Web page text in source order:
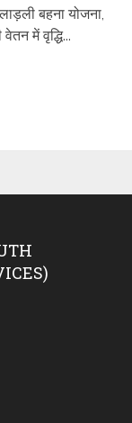
बहना योजना,
में वृद्धि...